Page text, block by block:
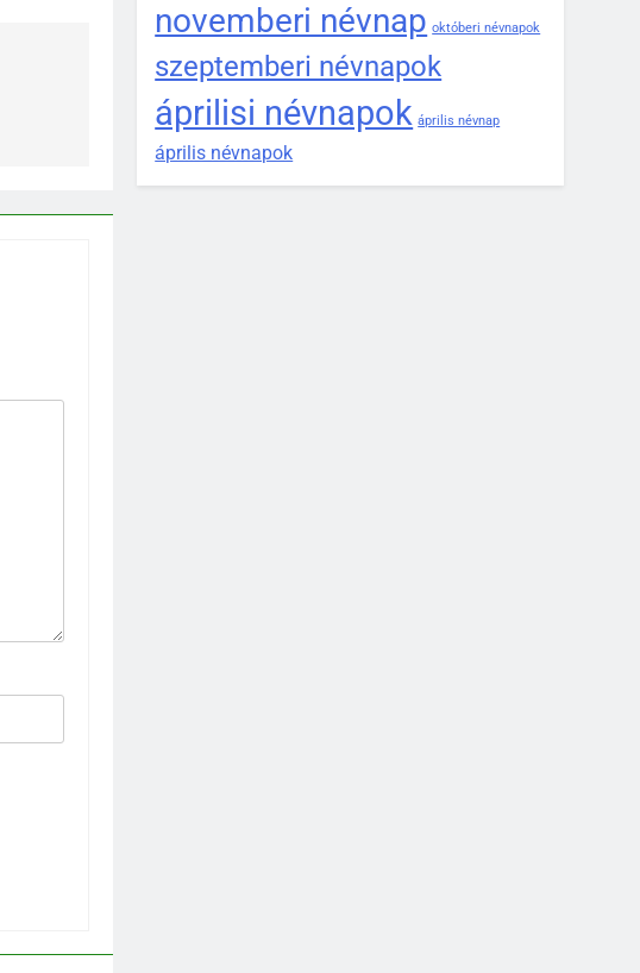
novemberi névnap októberi névnapok
szeptemberi névnapok
áprilisi névnapok április névnap
április névnapok